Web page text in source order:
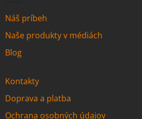
Náš príbeh
Naše produkty v médiách
Blog
Kontakty
Doprava a platba
Ochrana osobných údajov